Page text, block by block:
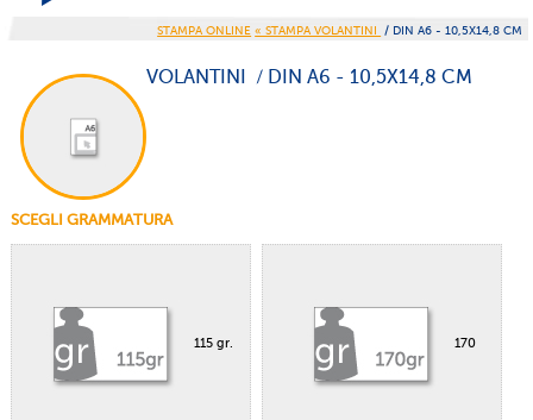
STAMPA ONLINE « STAMPA VOLANTINI / DIN A6 - 10,5X14,8 CM
VOLANTINI / DIN A6 - 10,5X14,8 CM
SCEGLI GRAMMATURA
115 gr. 170